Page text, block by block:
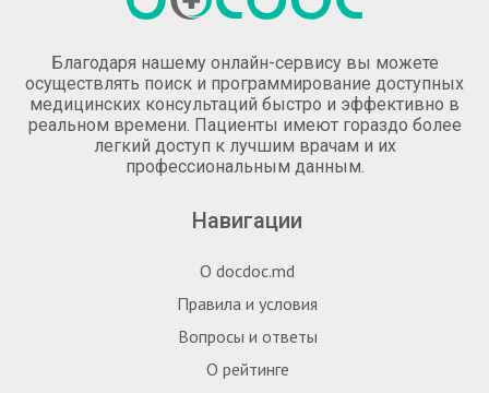
Благодаря нашему онлайн-сервису вы можете
осуществлять поиск и программирование доступных
медицинских консультаций быстро и эффективно в
реальном времени. Пациенты имеют гораздо более
легкий доступ к лучшим врачам и их
профессиональным данным.
Навигации
О docdoc.md
Правила и условия
Вопросы и ответы
О рейтинге